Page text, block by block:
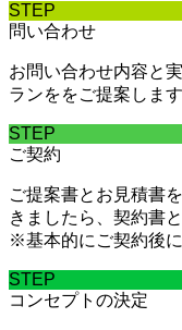
STEP
問い合わせ
お問い合わせ内容と
ランををご提案します
STEP
ご契約
ご提案書とお見積書
きましたら、契約書
※基本的にご契約後
STEP
コンセプトの決定